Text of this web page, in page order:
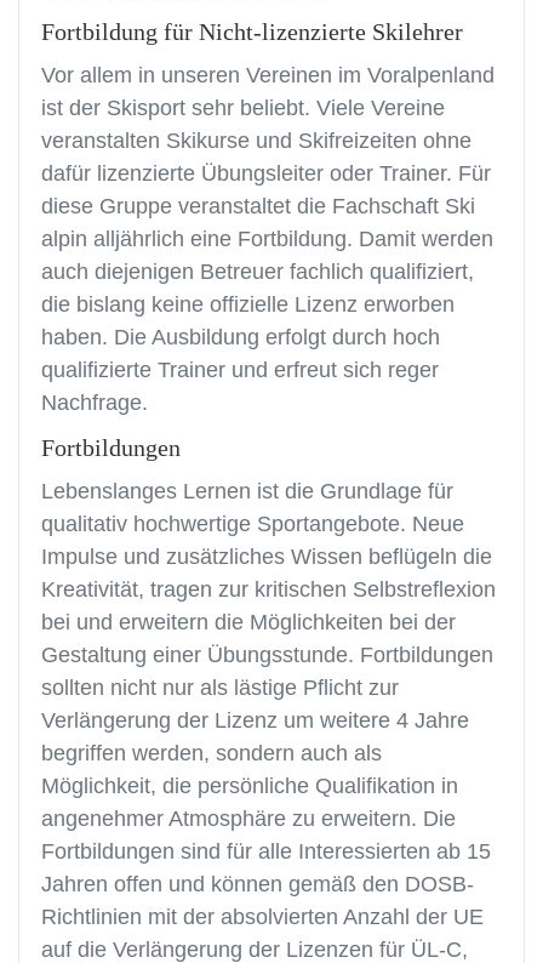
Fortbildung für Nicht-lizenzierte Skilehrer
Vor allem in unseren Vereinen im Voralpenland
ist der Skisport sehr beliebt. Viele Vereine
veranstalten Skikurse und Skifreizeiten ohne
dafür lizenzierte Übungsleiter oder Trainer. Für
diese Gruppe veranstaltet die Fachschaft Ski
alpin alljährlich eine Fortbildung. Damit werden
auch diejenigen Betreuer fachlich qualifiziert,
die bislang keine offizielle Lizenz erworben
haben. Die Ausbildung erfolgt durch hoch
qualifizierte Trainer und erfreut sich reger
Nachfrage.
Fortbildungen
Lebenslanges Lernen ist die Grundlage für
qualitativ hochwertige Sportangebote. Neue
Impulse und zusätzliches Wissen beflügeln die
Kreativität, tragen zur kritischen Selbstreflexion
bei und erweitern die Möglichkeiten bei der
Gestaltung einer Übungsstunde. Fortbildungen
sollten nicht nur als lästige Pflicht zur
Verlängerung der Lizenz um weitere 4 Jahre
begriffen werden, sondern auch als
Möglichkeit, die persönliche Qualifikation in
angenehmer Atmosphäre zu erweitern. Die
Fortbildungen sind für alle Interessierten ab 15
Jahren offen und können gemäß den DOSB-
Richtlinien mit der absolvierten Anzahl der UE
auf die Verlängerung der Lizenzen für ÜL-C,